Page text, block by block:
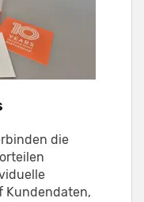
die
Kundendaten,